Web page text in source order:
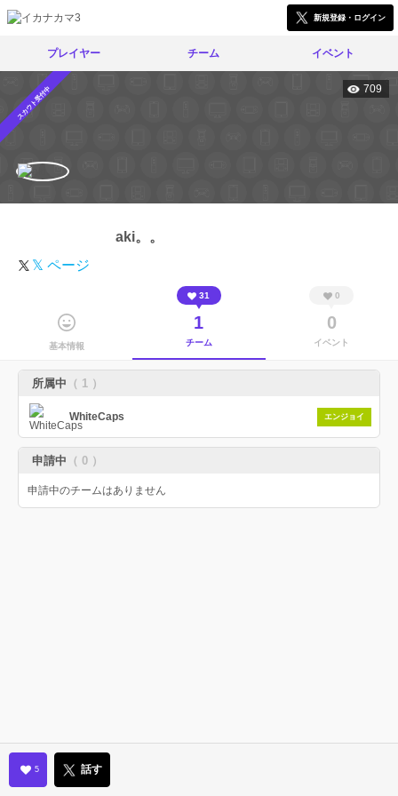
新規登録・ログイン
プレイヤー チーム イベント
スカウト受付中 709
aki。。
𝕏 ページ
基本情報
31
1
チーム
0
0
イベント
所属中 （ 1 ）
WhiteCaps エンジョイ
申請中 （ 0 ）
申請中のチームはありません
5 話す